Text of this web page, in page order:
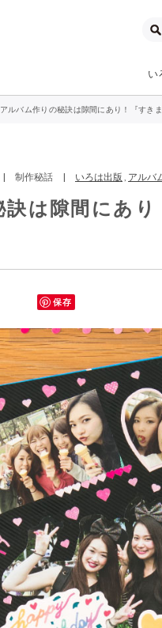
い
アルバム作りの秘訣は隙間にあり！『すき
| 制作秘話 | いろは出版 , アルバ
は隙間にあ
保存